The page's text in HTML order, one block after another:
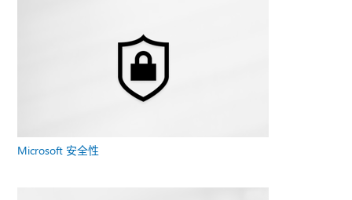
Microsoft 安全性